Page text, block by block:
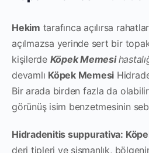
Hekim tarafınca açılırsa
açılmazsa yerinde sert bir
kişilerde Köpek Memesi
devamlı Köpek Memesi
Bir arada birden fazla da
görünüş isim benzetmesinin
Hidradenitis suppurativa:
deri tipleri ve şişmanlık,